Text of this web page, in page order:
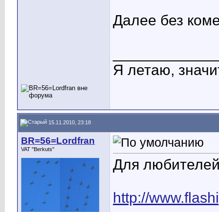
Далее без
Я летаю,
15.11.2010, 23:18
BR=56=Lordfran
VAT "Berkuts"
Для любителей
http://